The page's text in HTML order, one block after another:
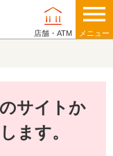
店舗・ATM メニュー
サイトか
ます。